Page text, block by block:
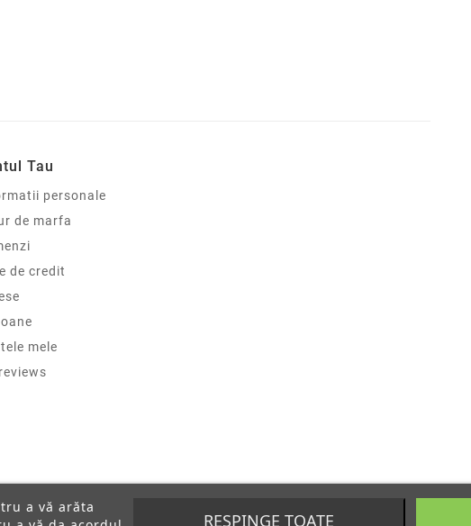
Tau
personale
de marfa
de credit
mele
a vă arăta
RESPINGE TOATE